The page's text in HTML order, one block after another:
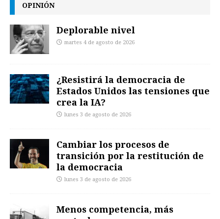
OPINIÓN
Deplorable nivel
martes 4 de agosto de 2026
¿Resistirá la democracia de
Estados Unidos las tensiones que
crea la IA?
lunes 3 de agosto de 2026
Cambiar los procesos de
transición por la restitución de
la democracia
lunes 3 de agosto de 2026
Menos competencia, más